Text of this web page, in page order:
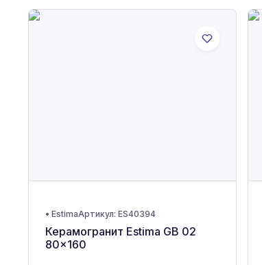
• EstimaАртикул: ES40394
Керамогранит Estima GB 02
80x160